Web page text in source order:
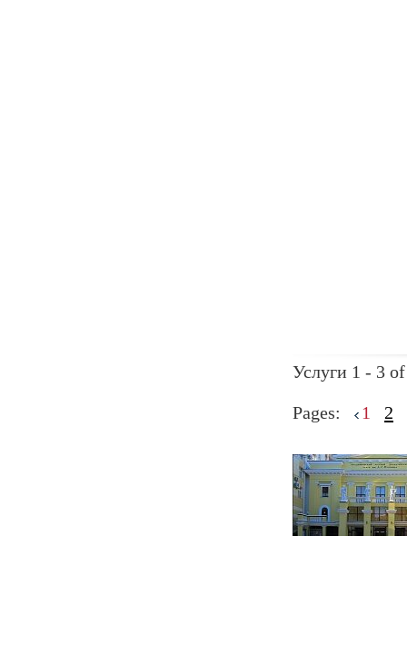
Услуги 1 - 3
Pages: 1 2